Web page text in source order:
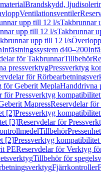
Brandskydd,
Ventilationsventiler
upp till 12 l/sTakbrunnar
upp till 12 l/sTakbrunnar
upp till 12 l/sÖverlopp
Infästningssystem d40–200
för TakbrunnarTillbehör
pressverktygPressverktyg
för
för Geberit MeplaHanddrivna
för Pressverktyg
MapressReservdelar
[2]Pressverktyg
[3]Reservdelar för
Tillbehör
[2]Pressverktyg
PEReservdelar för Verktyg
Tillbehör för
Fjärrkontroller